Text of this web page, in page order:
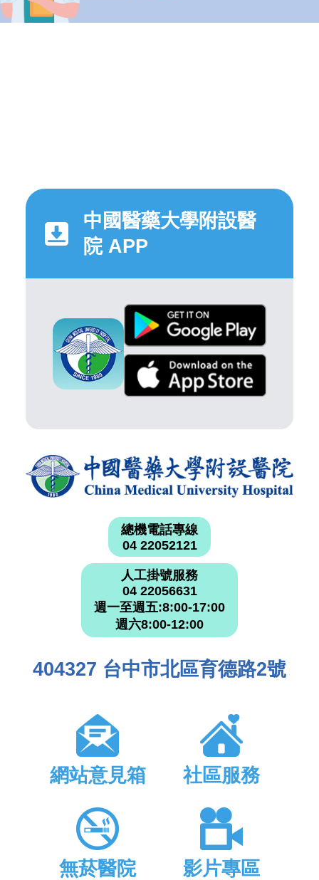
中國醫藥大學附設醫
院 APP
總機電話專線
04 22052121
人工掛號服務
04 22056631
週一至週五:8:00-17:00
週六8:00-12:00
404327 台中市北區育德路2號
網站意見箱 社區服務
無菸醫院 影片專區